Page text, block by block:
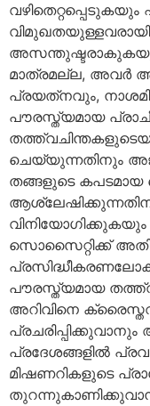
വഴിതെറ്റപ്പെടുകയും
മാത്രമല്ല, അവര്‍
പ്രയത്‌നവും,
പൗരസ്ത്യമായ
ചെയ്യുന്നതിനും
തങ്ങളുടെ
ആശ്ലേഷിക്കുന്നതിന്
സൊസൈറ്റിക്ക്
പൗരസ്ത്യമായ
അറിവിനെ
പ്രദേശങ്ങളില്‍
മിഷണറികളുടെ